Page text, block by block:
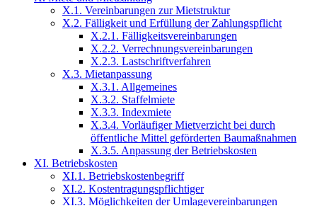
X.1. Vereinbarungen zur Mietstruktur
X.2. Fälligkeit und Erfüllung der Zahlungspflicht
X.2.1. Fälligkeitsvereinbarungen
X.2.2. Verrechnungsvereinbarungen
X.2.3. Lastschriftverfahren
X.3. Mietanpassung
X.3.1. Allgemeines
X.3.2. Staffelmiete
X.3.3. Indexmiete
X.3.4. Vorläufiger Mietverzicht bei durch
öffentliche Mittel geförderten Baumaßnahmen
X.3.5. Anpassung der Betriebskosten
XI. Betriebskosten
XI.1. Betriebskostenbegriff
XI.2. Kostentragungspflichtiger
XI.3. Möglichkeiten der Umlagevereinbarungen